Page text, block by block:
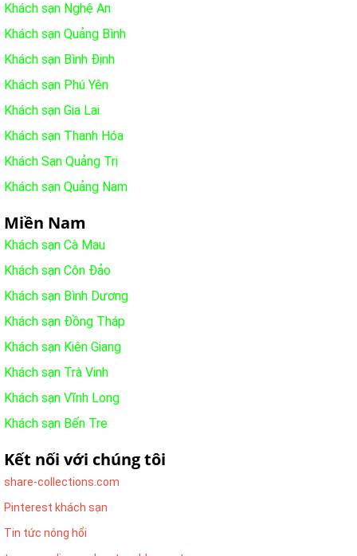
Khách sạn Nghệ An
Khách sạn Quảng Bình
Khách sạn Bình Định
Khách sạn Phú Yên
Khách sạn Gia Lai
Khách sạn Thanh Hóa
Khách Sạn Quảng Trị
Khách sạn Quảng Nam
Miền Nam
Khách sạn Cà Mau
Khách sạn Côn Đảo
Khách sạn Bình Dương
Khách sạn Đồng Tháp
Khách sạn Kiên Giang
Khách sạn Trà Vinh
Khách sạn Vĩnh Long
Khách sạn Bến Tre
Kết nối với chúng tôi
share-collections.com
Pinterest khách sạn
Tin tức nóng hổi